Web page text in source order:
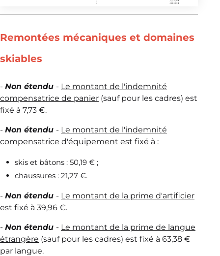
Remontées mécaniques et domaines
skiables
- Non étendu - Le montant de l'indemnité
compensatrice de panier (sauf pour les cadres) est
fixé à 7,73 €.
- Non étendu - Le montant de l'indemnité
compensatrice d'équipement est fixé à :
skis et bâtons : 50,19 € ;
chaussures : 21,27 €.
- Non étendu - Le montant de la prime d'artificier
est fixé à 39,96 €.
- Non étendu - Le montant de la prime de langue
étrangère (sauf pour les cadres) est fixé à 63,38 €
par langue.